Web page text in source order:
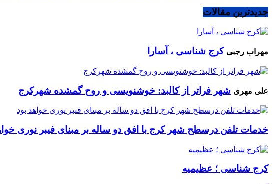
جدیدترین مقالات
مهراب رجبی کرج شناسی ، آسارا
علی مهری شهر فراتر از کالبد: خوشنویسی و روح گمشده شهرکرج
خدمات تلفن درسطح شهر کرج با افق دو ساله بر مبنای فیبر نوری
کرج شناسی ؛ عظیمیه